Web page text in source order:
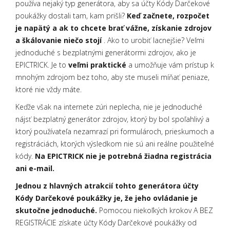
používa nejaký typ generátora, aby sa účty Kódy Darčekové
poukážky dostali tam, kam prišli? Keď začnete, rozpočet
je napätý a ak to chcete brať vážne, získanie zdrojov
a škálovanie niečo stojí. Ako to urobiť lacnejšie? Veľmi
jednoduché s bezplatnými generátormi zdrojov, ako je
EPICTRICK. Je to veľmi praktické a umožňuje vám prístup k
mnohým zdrojom bez toho, aby ste museli míňať peniaze,
ktoré nie vždy máte.
Keďže však na internete zúri neplecha, nie je jednoduché
nájsť bezplatný generátor zdrojov, ktorý by bol spoľahlivý a
ktorý používateľa nezamrazí pri formulároch, prieskumoch a
registráciách, ktorých výsledkom nie sú ani reálne použiteľné
kódy. Na EPICTRICK nie je potrebná žiadna registrácia
ani e-mail.
Jednou z hlavných atrakcií tohto generátora účty
Kódy Darčekové poukážky je, že jeho ovládanie je
skutočne jednoduché. Pomocou niekoľkých krokov A BEZ
REGISTRÁCIE získate účty Kódy Darčekové poukážky od